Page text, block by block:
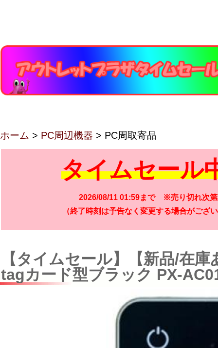
ホーム > PC周辺機器 > PC周取寄品
タイムセール
2026/08/11 01:59まで ※売り切れ次第
（終了時刻は予告なく変更する場合がござ
【タイムセール】【新品/在
tagカード型ブラック PX-